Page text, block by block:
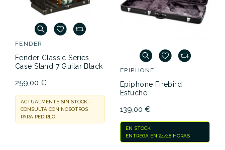
FENDER
Fender Classic Series
Case Stand 7 Guitar Black
259,00 €
ACTUALMENTE SIN STOCK -
CONSULTA CON NOSOTROS
PARA PEDIRLO
EPIPHONE
Epiphone Firebird
Estuche
139,00 €
EN STOCK
ENTREGA EN 24/48 HORAS